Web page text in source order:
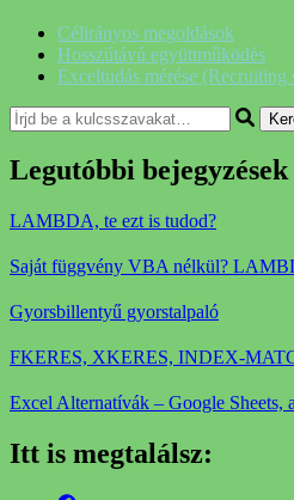
Célirányos megoldások
Hosszútávú együttműködés
Exceltudás mérése (Recruiting
Keresel
valamit?
Legutóbbi bejegyzések
LAMBDA, te ezt is tudod?
Saját függvény VBA nélkül?
Gyorsbillentyű gyorstalpaló
FKERES, XKERES, INDEX-
Excel Alternatívák – Google Sheets,
Itt is megtalálsz: